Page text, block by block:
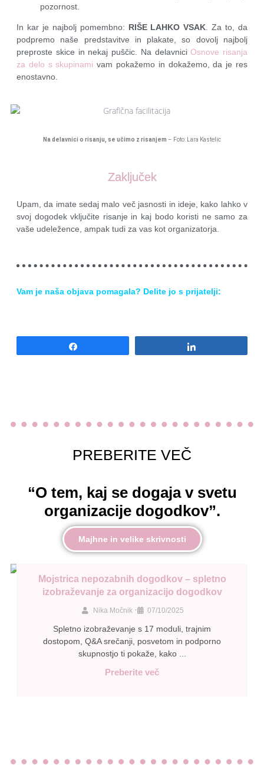
pozornost.
In kar je najbolj pomembno: RIŠE LAHKO VSAK. Za to, da
podpremo naše predstavitve in plakate, so dovolj najbolj
preproste skice in nekaj puščic. Na delavniciOsnove risanja
za delo s skupinami vam pokažemo in dokažemo, da je res
enostavno.
Na delavnici o risanju, se učimo z risanjem – Foto: Lara Kastelic
Zaključek
Upam, da imate sedaj malo več jasnosti in ideje, kako lahko v
svoj dogodek vključite risanje in kaj bodo koristi ne samo za
vaše udeležence, ampak tudi za vas kot organizatorja.
Vam je naša objava pomagala? Delite jo s prijatelji:
PREBERITE VEČ
“O tem, kaj se dogaja v svetu
organizacije dogodkov”.
Majhne in velike skrivnosti
Mojstrica nepozabnih dogodkov – spletno
izobraževanje za organizacijo dogodkov
Nika Močnik • 07/10/2025
Spletno izobraževanje s 17 moduli, trajnim
dostopom, Q&A srečanji, posvetom in podporno
skupnostjo ti pokaže, kako ...
Preberite več